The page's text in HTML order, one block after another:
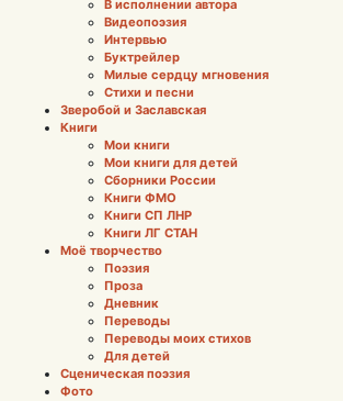
В исполнении автора
Видеопоэзия
Интервью
Буктрейлер
Милые сердцу мгновения
Стихи и песни
Зверобой и Заславская
Книги
Мои книги
Мои книги для детей
Сборники России
Книги ФМО
Книги СП ЛНР
Книги ЛГ СТАН
Моё творчество
Поэзия
Проза
Дневник
Переводы
Переводы моих стихов
Для детей
Сценическая поэзия
Фото